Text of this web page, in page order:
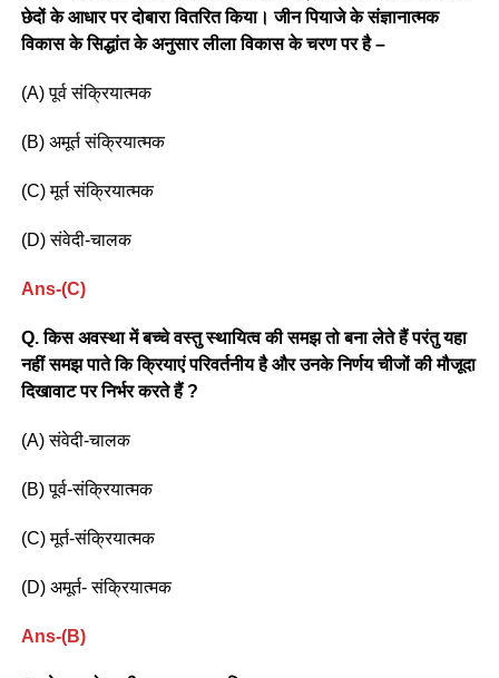
छेदों के आधार पर दोबारा वितरित किया। जीन पियाजे के संज्ञानात्मक
विकास के सिद्धांत के अनुसार लीला विकास के चरण पर है –
(A) पूर्व संक्रियात्मक
(B) अमूर्त संक्रियात्मक
(C) मूर्त संक्रियात्मक
(D) संवेदी-चालक
Ans-(C)
Q. किस अवस्था में बच्चे वस्तु स्थायित्व की समझ तो बना लेते हैं परंतु यहा
नहीं समझ पाते कि क्रियाएं परिवर्तनीय है और उनके निर्णय चीजों की मौजूदा
दिखावाट पर निर्भर करते हैं ?
(A) संवेदी-चालक
(B) पूर्व-संक्रियात्मक
(C) मूर्त-संक्रियात्मक
(D) अमूर्त- संक्रियात्मक
Ans-(B)